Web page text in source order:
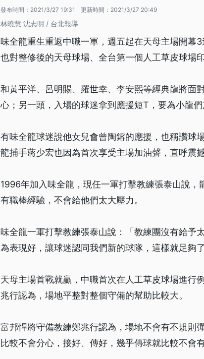
發布時間： 2021/3/27 19:31 更新時間： 2021/3/27 20:49
林曉慧 沈志明 / 台北報導
味全龍重生重返中職一軍，週五起在天母主場開幕
也對整修後的天母球場、全台第一個人工草皮球場印
和黃平洋、呂明賜、羅世幸、李安熙等經典龍將面
心；另一頭，入場的球迷拿到應援短T，要為小龍們
有味全龍球迷說他女兒會曾陶鎔的應援，也稱讚球
龍捕手蔣少宏也因為首次享受主場加油聲，直呼震撼
1996年加入味全龍，現任一軍打擊教練張泰山說
有職棒經驗，不會給他們太大壓力。
味全龍一軍打擊教練張泰山說：「教練團沒有給予
為表現好，讓球迷認同我們新的球隊，這樣就足夠了
天母主場首戰就贏，中職首次在人工草皮球場進行
兆行認為，場地平整對整個守備的幫助比較大。
富邦悍將守備教練鄭兆行認為，場地不會有不規則
比較不會分心，接好、傳好，幾乎傳球就比較不會有